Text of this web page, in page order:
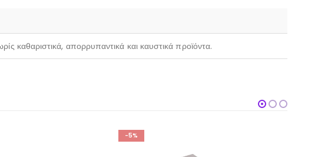
καθαριστικά, απορρυπαντικά και καυστικά προϊόντα.